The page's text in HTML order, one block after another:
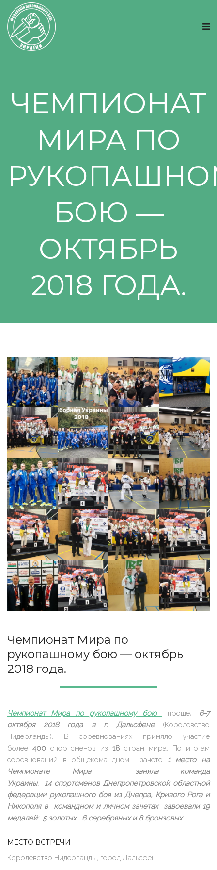
ЧЕМПИОНАТ
МИРА ПО
БОЮ —
ОКТЯБРЬ
2018 ГОДА.
Чемпионат Мира по
рукопашному бою — октябрь
2018 года.
Чемпионат Мира по рукопашному бою прошел 6-7
октября 2018 года в г. Дальсфене(Королевство
Нидерланды). В соревнованиях приняло участие
более 400спортсменов из 18стран мира. По итогам
соревнований в общекомандном зачете 1 место на
Чемпионате Мира заняла команда
Украины. 14 спортсменов Днепропетровской областной
федерации рукопашного бояиз Днепра, Кривого Рога и
Никополя в командном и личном зачетах завоевали 19
медалей: 5 золотых, 6 серебряных и 8 бронзовых.
МЕСТО ВСТРЕЧИ
Королевство Нидерланды, город Дальсфен